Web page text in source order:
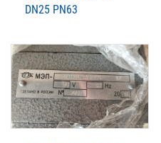
DN25 PN63